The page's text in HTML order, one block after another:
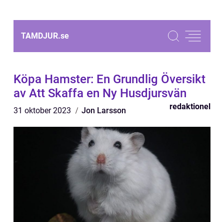
TAMDJUR.se
Köpa Hamster: En Grundlig Översikt
av Att Skaffa en Ny Husdjursvän
31 oktober 2023 Jon Larsson redaktionel